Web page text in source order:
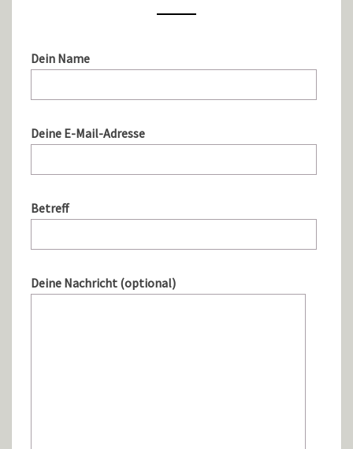
Dein Name
Deine E-Mail-Adresse
Betreff
Deine Nachricht (optional)